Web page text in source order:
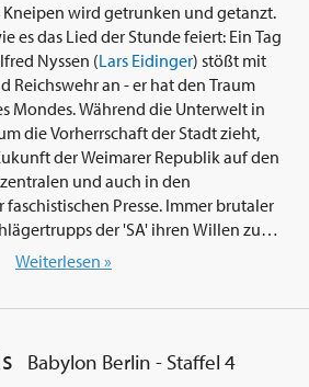
Kneipen wird getrunken und getanzt.
es das Lied der Stunde feiert: Ein Tag
Nyssen (Lars Eidinger) stößt mit
Reichswehr an - er hat den Traum
Mondes. Während die Unterwelt in
die Vorherrschaft der Stadt zieht,
der Weimarer Republik auf den
und auch in den
Presse. Immer brutaler
der 'SA' ihren Willen zur
der 'SS' den Kampf an. Gereon Rath
der 'Weißen Hand', einer
Organisation, auf die Spur. Die
Weiterlesen »
Babylon Berlin - Staffel 4